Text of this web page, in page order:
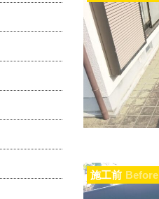
施工前 Before